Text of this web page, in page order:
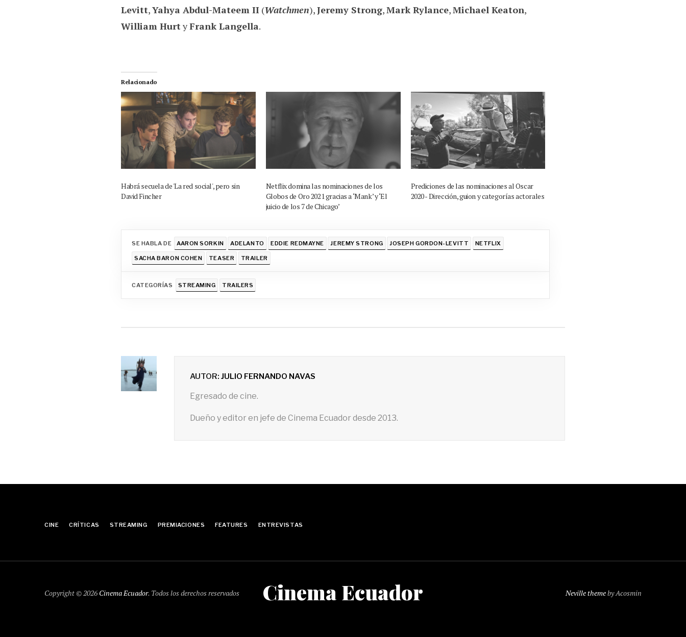
Levitt,Yahya Abdul-Mateem II (Watchmen),Jeremy Strong,Mark Rylance,Michael Keaton,
William HurtyFrank Langella.
Relacionado
Habrá secuela de 'La red social', pero sin
David Fincher
Netflix domina las nominaciones de los
Globos de Oro 2021 gracias a ‘Mank’ y ‘El
juicio de los 7 de Chicago’
Prediciones de las nominaciones al Oscar
2020 - Dirección, guion y categorías actorales
SE HABLA DE AARON SORKIN ADELANTO EDDIE REDMAYNE JEREMY STRONG JOSEPH GORDON-LEVITT NETFLIX
SACHA BARON COHEN TEASER TRAILER
CATEGORÍAS STREAMING TRAILERS
AUTOR:JULIO FERNANDO NAVAS
Egresado de cine.
Dueño y editor en jefe de Cinema Ecuador desde 2013.
CINE CRÍTICAS STREAMING PREMIACIONES FEATURES ENTREVISTAS
Copyright © 2026 Cinema Ecuador. Todos los derechos reservados Cinema Ecuador Neville themeby Acosmin